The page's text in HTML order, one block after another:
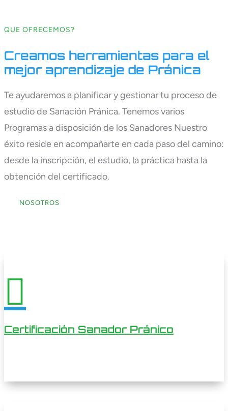
QUE OFRECEMOS?
Creamos herramientas para el
mejor aprendizaje de Pránica
Te ayudaremos a planificar y gestionar tu proceso de
estudio de Sanación Pránica. Tenemos varios
Programas a disposición de los Sanadores Nuestro
éxito reside en acompañarte en cada paso del camino:
desde la inscripción, el estudio, la práctica hasta la
obtención del certificado.
NOSOTROS

Certificación Sanador Pránico